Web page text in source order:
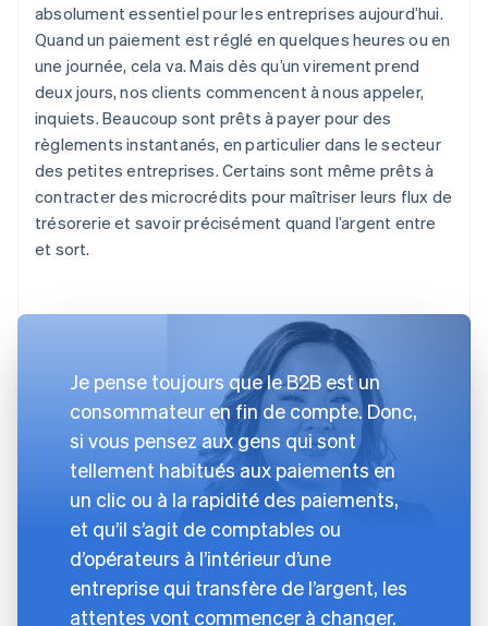
absolument essentiel pour les entreprises aujourd’hui.
Quand un paiement est réglé en quelques heures ou en
une journée, cela va. Mais dès qu’un virement prend
deux jours, nos clients commencent à nous appeler,
inquiets. Beaucoup sont prêts à payer pour des
règlements instantanés, en particulier dans le secteur
des petites entreprises. Certains sont même prêts à
contracter des microcrédits pour maîtriser leurs flux de
trésorerie et savoir précisément quand l’argent entre
et sort.
Je pense toujours que le B2B est un
consommateur en fin de compte. Donc,
si vous pensez aux gens qui sont
tellement habitués aux paiements en
un clic ou à la rapidité des paiements,
et qu’il s’agit de comptables ou
d’opérateurs à l’intérieur d’une
entreprise qui transfère de l’argent, les
attentes vont commencer à changer.